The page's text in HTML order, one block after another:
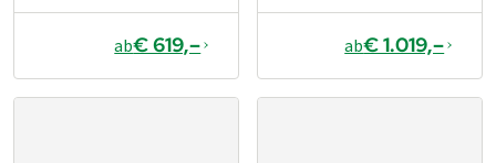
ab€ 619,– ab€ 1.019,–